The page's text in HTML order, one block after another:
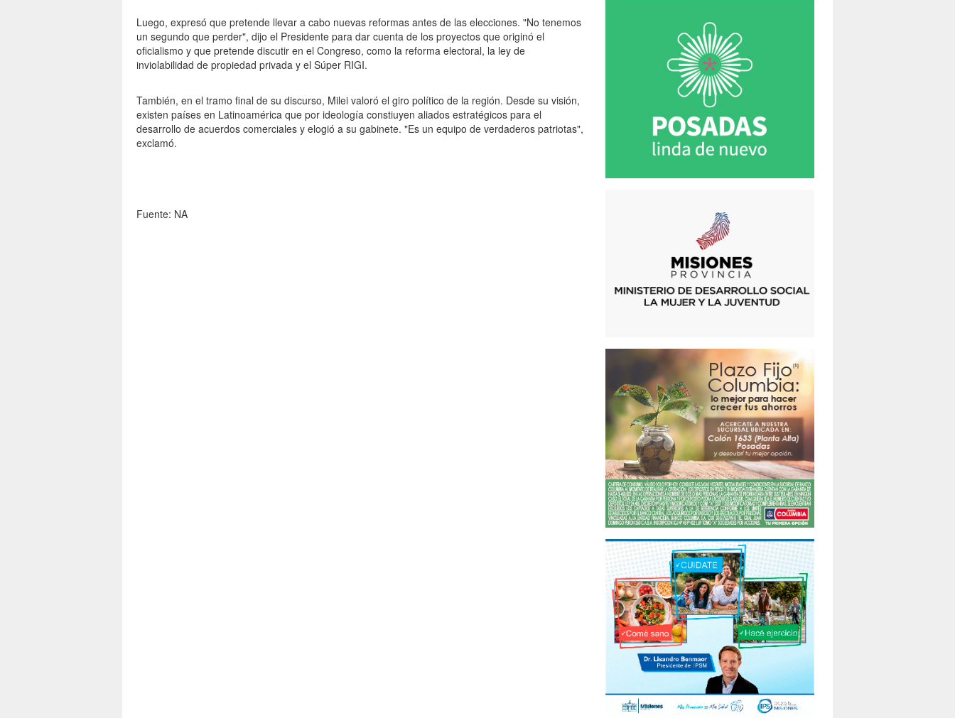
Luego, expresó que pretende llevar a cabo nuevas reformas antes de las elecciones. "No tenemos
un segundo que perder", dijo el Presidente para dar cuenta de los proyectos que originó el
oficialismo y que pretende discutir en el Congreso, como la reforma electoral, la ley de
inviolabilidad de propiedad privada y el Súper RIGI.
También, en el tramo final de su discurso, Milei valoró el giro político de la región. Desde su visión,
existen países en Latinoamérica que por ideología constiuyen aliados estratégicos para el
desarrollo de acuerdos comerciales y elogió a su gabinete. "Es un equipo de verdaderos patriotas",
exclamó.
Fuente: NA